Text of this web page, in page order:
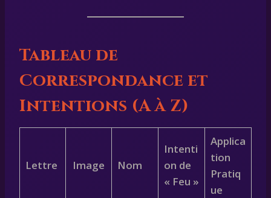
Tableau de
Correspondance et
Intentions (A à Z)
Lettre Image Nom
Intenti
on de
« Feu »
Applica
tion
Pratiq
ue